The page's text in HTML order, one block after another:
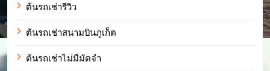
ต้นรถเช่ารีวิว
ต้นรถเช่าสนามบินภูเก็ต
ต้นรถเช่าไม่มีมัดจำ